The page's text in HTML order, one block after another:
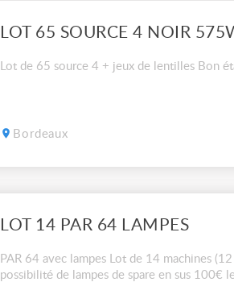
LOT 65 SOURCE 4 NOIR
Lot de 65 source 4 + jeux de lentilles Bon
Bordeaux
LOT 14 PAR 64 LAMPES
PAR 64 avec lampes Lot de 14 machines
possibilité de lampes de spare en sus 100€